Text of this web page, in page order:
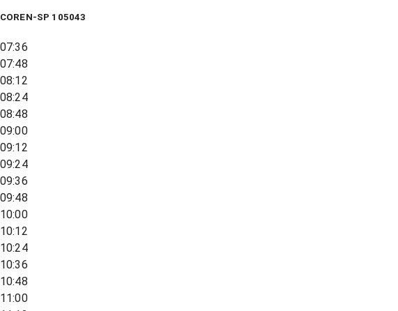
COREN-SP 105043
07:36
07:48
08:12
08:24
08:48
09:00
09:12
09:24
09:36
09:48
10:00
10:12
10:24
10:36
10:48
11:00